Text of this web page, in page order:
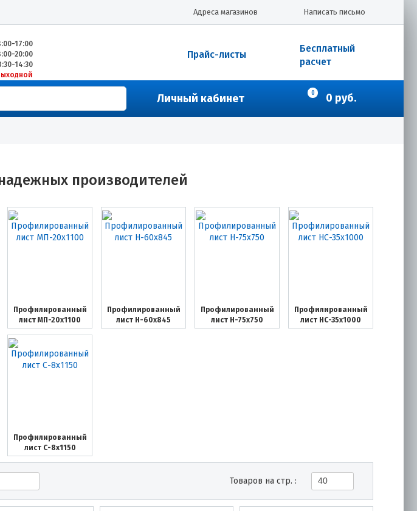
Написать письмо
Адреса магазинов
17:00
20:00
14:30
Бесплатный
расчет
Прайс-листы
Личный кабинет 0 0 руб.
производителей
Профилированный
лист МП-20х1100
Профилированный
лист Н-60х845
Профилированный
лист Н-75х750
Профилированный
лист НС-35х1000
Профилированный
лист С-8х1150
Товаров на стр. : 40